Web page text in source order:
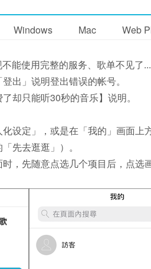
Windows Mac Web
能使用完整的服务、歌单不见了
出」说明登出错误的帐号。
却只能听30秒的音乐】说明。
设定」，或是在「我的」画面上
先去逛逛」）。
，先随意点选几个项目后，点选